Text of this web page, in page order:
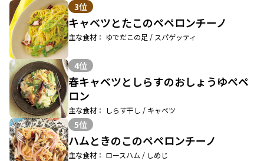
3位
キャベツとたこのペペロンチーノ
主な食材： ゆでだこの足 / スパゲッティ
4位
春キャベツとしらすのおしょうゆぺペ
ロン
主な食材： しらす干し / キャベツ
5位
ハムときのこのペペロンチーノ
主な食材： ロースハム / しめじ